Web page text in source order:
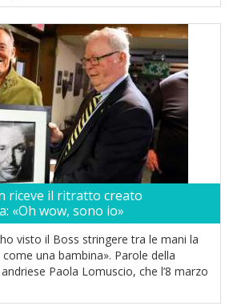
riceve il ritratto creato
«Oh wow, sono io»
visto il Boss stringere tra le mani la
una bambina». Parole della
Paola Lomuscio, che l’8 marzo